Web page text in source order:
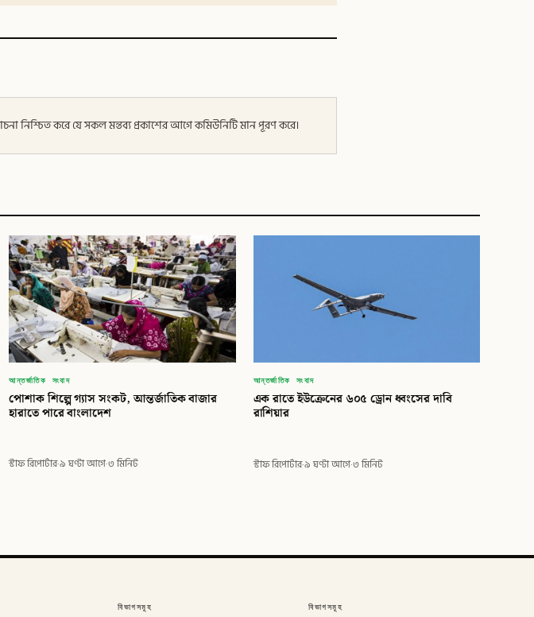
নিশ্চিত করে যে সকল মন্তব্য প্রকাশের আগে কমিউনিটি মান পূরণ করে।
আন্তর্জাতিক সংবাদ
পোশাক শিল্পে গ্যাস সংকট, আন্তর্জাতিক বাজার
হারাতে পারে বাংলাদেশ
স্টাফ রিপোর্টার·৯ ঘণ্টা আগে·৩ মিনিট
আন্তর্জাতিক সংবাদ
এক রাতে ইউক্রেনের ৬০৫ ড্রোন ধ্বংসের দাবি
রাশিয়ার
স্টাফ রিপোর্টার·৯ ঘণ্টা আগে·৩ মিনিট
বিভাগসমূহ বিভাগসমূহ